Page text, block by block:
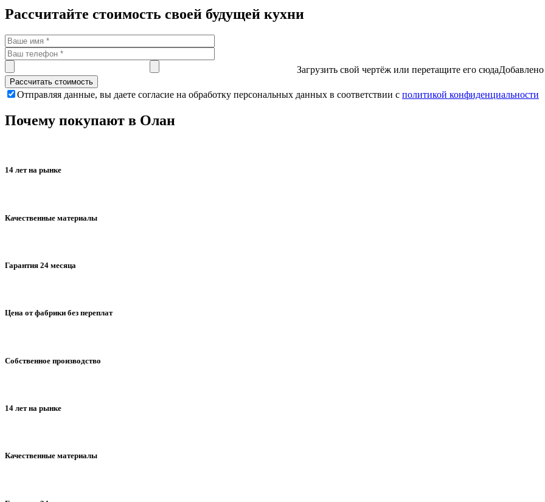
Рассчитайте стоимость своей будущей кухни
Загрузить свой чертёж или перетащите его сюдаДобавлено
Отправляя данные, вы даете согласие на обработку персональных данных в соответствии с политикой конфиденциальности
Почему покупают в Олан
14 лет на рынке
Качественные материалы
Гарантия 24 месяца
Цена от фабрики без переплат
Собственное производство
14 лет на рынке
Качественные материалы